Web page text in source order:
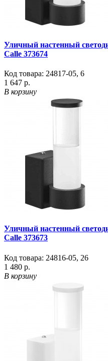
Уличный настенный
Calle 373674
Код товара: 24817-05, 6
1 647 р.
В корзину
Уличный настенный
Calle 373673
Код товара: 24816-05, 26
1 480 р.
В корзину